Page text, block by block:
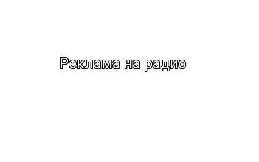
Реклама на радио